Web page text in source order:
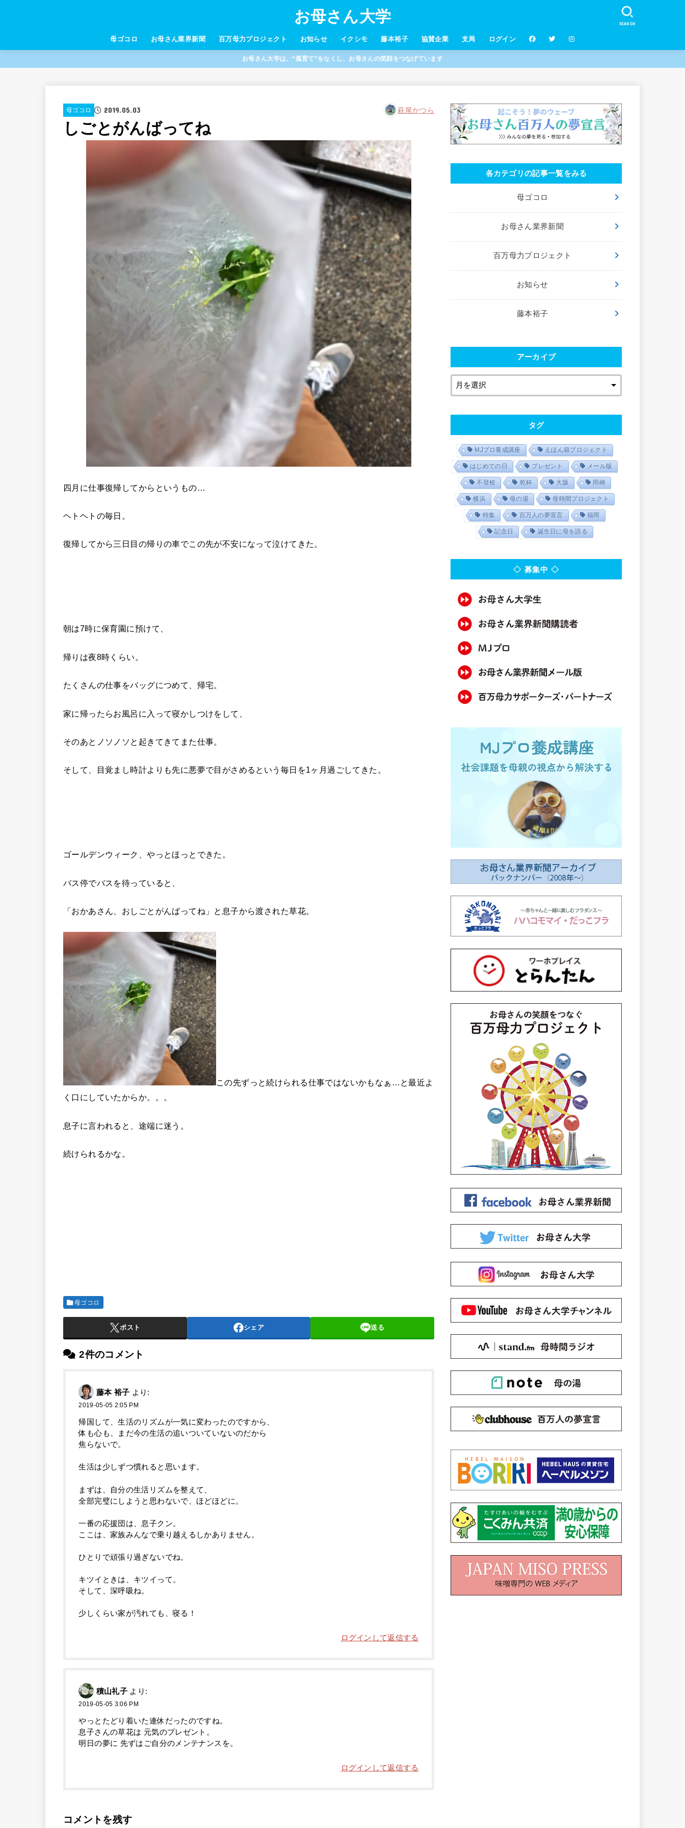
お母さん大学
母ゴコロ お母さん業界新聞 百万母力プロジェクト お知らせ イクシモ 藤本裕子 協賛企業 支局 ログイン
SEARCH
お母さん大学は、“孤育て”をなくし、お母さんの笑顔をつなげています
母ゴコロ 2019.05.03 萩尾かつら
しごとがんばってね
四月に仕事復帰してからというもの…
ヘトヘトの毎日。
復帰してから三日目の帰りの車でこの先が不安になって泣けてきた。
朝は7時に保育園に預けて、
帰りは夜8時くらい。
たくさんの仕事をバッグにつめて、帰宅。
家に帰ったらお風呂に入って寝かしつけをして、
そのあとノソノソと起きてきてまた仕事。
そして、目覚まし時計よりも先に悪夢で目がさめるという毎日を1ヶ月過ごしてきた。
ゴールデンウィーク、やっとほっとできた。
バス停でバスを待っていると、
「おかあさん、おしごとがんばってね」と息子から渡された草花。
この先ずっと続けられる仕事ではないかもなぁ…と最近よ
く口にしていたからか。。。
息子に言われると、途端に迷う。
続けられるかな。
母ゴコロ
ポスト シェア 送る
2件のコメント
藤本 裕子 より:
2019-05-05 2:05 PM
帰国して、生活のリズムが一気に変わったのですから、
体も心も、まだ今の生活の追いついていないのだから
焦らないで。
生活は少しずつ慣れると思います。
まずは、自分の生活リズムを整えて、
全部完璧にしようと思わないで、ほどほどに。
一番の応援団は、息子クン。
ここは、家族みんなで乗り越えるしかありません。
ひとりで頑張り過ぎないでね。
キツイときは、キツイって。
そして、深呼吸ね。
少しくらい家が汚れても、寝る！
ログインして返信する
積山礼子 より:
2019-05-05 3:06 PM
やっとたどり着いた連休だったのですね。
息子さんの草花は 元気のプレゼント。
明日の夢に 先ずはご自分のメンテナンスを。
ログインして返信する
コメントを残す
各カテゴリの記事一覧をみる
母ゴコロ
お母さん業界新聞
百万母力プロジェクト
お知らせ
藤本裕子
アーカイブ
タグ
MJプロ養成講座 えほん箱プロジェクト
はじめての日 プレゼント メール版
不登校 乾杯 大阪 岡崎
横浜 母の湯 母時間プロジェクト
特集 百万人の夢宣言 福岡
記念日 誕生日に母を語る
◇ 募集中 ◇